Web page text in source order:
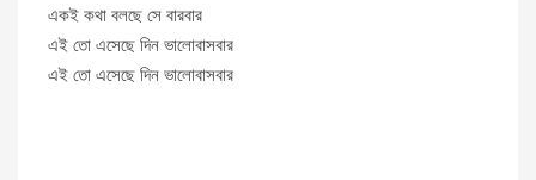
একই কথা বলছে সে বারবার
এই তো এসেছে দিন ভালোবাসবার
এই তো এসেছে দিন ভালোবাসবার